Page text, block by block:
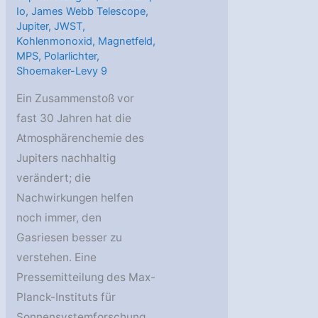
Io,James Webb Telescope,
Jupiter,JWST,
Kohlenmonoxid, Magnetfeld,
MPS, Polarlichter,
Shoemaker-Levy 9
Ein Zusammenstoß vor
fast 30 Jahren hat die
Atmosphärenchemie des
Jupiters nachhaltig
verändert; die
Nachwirkungen helfen
noch immer, den
Gasriesen besser zu
verstehen. Eine
Pressemitteilung des Max-
Planck-Instituts für